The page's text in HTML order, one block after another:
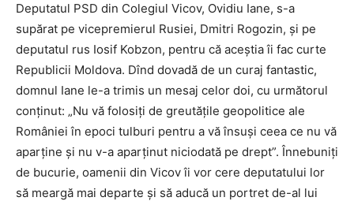
Deputatul PSD din Colegiul Vicov, Ovidiu Iane, s-a
supărat pe vicepremierul Rusiei, Dmitri Rogozin, şi pe
deputatul rus Iosif Kobzon, pentru că aceştia îi fac curte
Republicii Moldova. Dînd dovadă de un curaj fantastic,
domnul Iane le-a trimis un mesaj celor doi, cu următorul
conţinut: „Nu vă folosiţi de greutăţile geopolitice ale
României în epoci tulburi pentru a vă însuşi ceea ce nu vă
aparţine şi nu v-a aparţinut niciodată pe drept”. Înnebuniţi
de bucurie, oamenii din Vicov îi vor cere deputatului lor
să meargă mai departe şi să aducă un portret de-al lui